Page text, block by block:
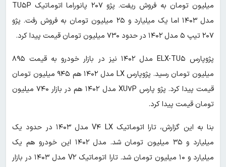
میلیون تومان به فروش ریفت. پژو ۲۰۷ پانوراما اتوماتیک TU۵P
مدل ۱۴۰۳ اما یک میلیارد و ۲۵ میلیون تومان به فروش رفت. پژو
۲۰۷ تیپ ۵ مدل ۱۴۰۲ در حدود ۷۳۰ میلیون تومان قیمت پیدا کرد.
پژوپارس ELX-TU۵ مدل ۱۴۰۲ نیز در بازار خودرو به قیمت ۸۹۵
میلیون تومان رسید. پژوپارس LX مدل ۱۴۰۲ هم ۹۴۵ میلیون تومان
قیمت پیدا کرد. پژو پارس XU۷P مدل ۱۴۰۲ هم در بازار ۷۴۰ میلیون
تومان قیمت پیدا کرد.
بنا به این گزارش، تارا اتوماتیک V۴ LX مدل ۱۴۰۳ در حدود یک
میلیارد و ۳۵ میلیون تومان شد. مدل ۱۴۰۲ این خودرو هم یک
میلیارد و ۱۰ میلیون تومان شد. تارا اتوماتیک V۲ مدل ۱۴۰۳ در بازار